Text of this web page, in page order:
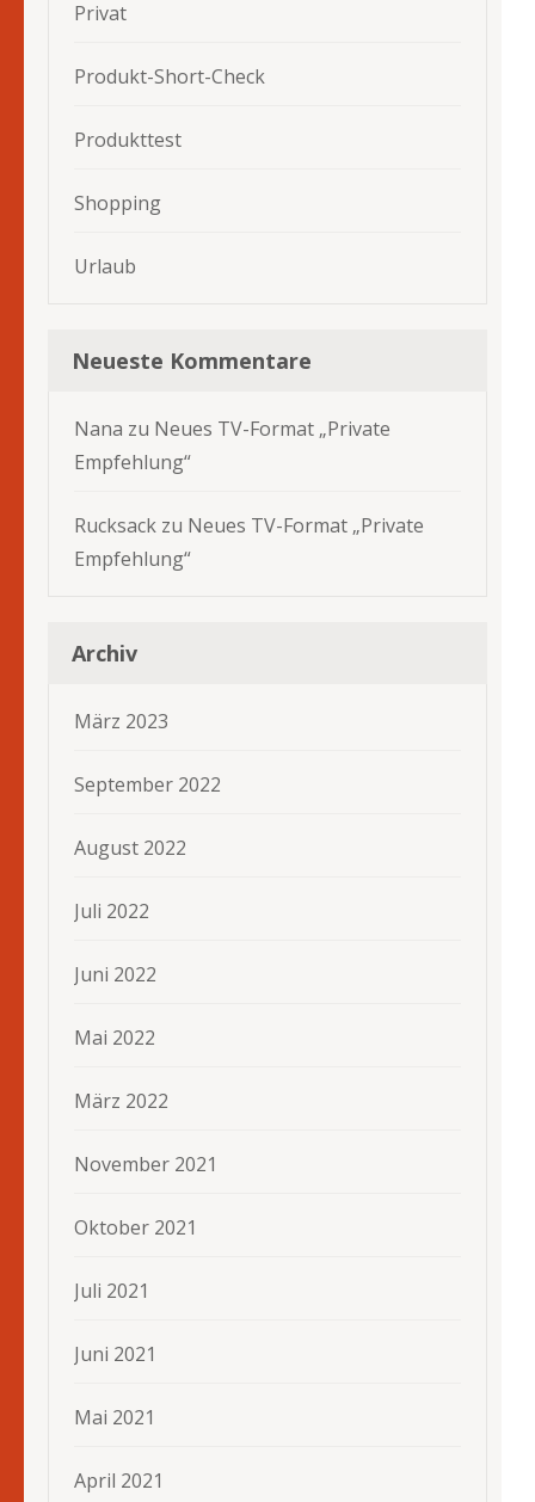
Privat
Produkt-Short-Check
Produkttest
Shopping
Urlaub
Neueste Kommentare
Nana zu Neues TV-Format „Private
Empfehlung“
Rucksack zu Neues TV-Format „Private
Empfehlung“
Archiv
März 2023
September 2022
August 2022
Juli 2022
Juni 2022
Mai 2022
März 2022
November 2021
Oktober 2021
Juli 2021
Juni 2021
Mai 2021
April 2021